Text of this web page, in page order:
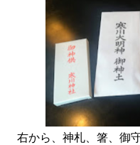
右から、神札、箸、御